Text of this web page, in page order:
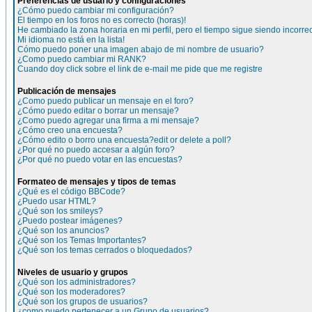
¿Cómo puedo cambiar mi configuración?
El tiempo en los foros no es correcto (horas)!
He cambiado la zona horaria en mi perfil, pero el tiempo sigue siendo
Mi idioma no está en la lista!
Cómo puedo poner una imagen abajo de mi nombre de usuario?
¿Como puedo cambiar mi RANK?
Cuando doy click sobre el link de e-mail me pide que me registre
Publicación de mensajes
¿Como puedo publicar un mensaje en el foro?
¿Cómo puedo editar o borrar un mensaje?
¿Como puedo agregar una firma a mi mensaje?
¿Cómo creo una encuesta?
¿Cómo edito o borro una encuesta?edit or delete a poll?
¿Por qué no puedo accesar a algún foro?
¿Por qué no puedo votar en las encuestas?
Formateo de mensajes y tipos de temas
¿Qué es el código BBCode?
¿Puedo usar HTML?
¿Qué son los smileys?
¿Puedo postear imágenes?
¿Qué son los anuncios?
¿Qué son los Temas Importantes?
¿Qué son los temas cerrados o bloquedados?
Niveles de usuario y grupos
¿Qué son los administradores?
¿Qué son los moderadores?
¿Qué son los grupos de usuarios?